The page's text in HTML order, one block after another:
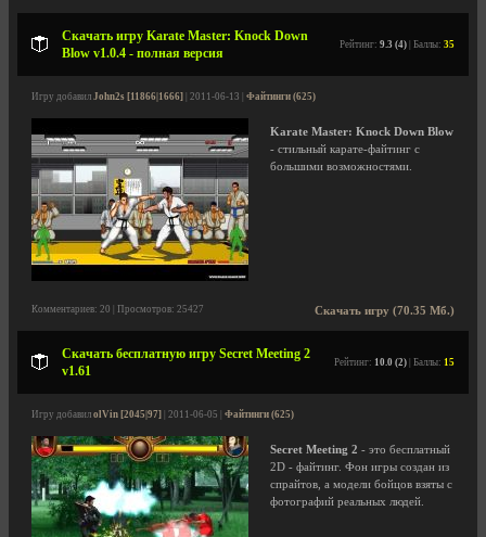
Скачать игру Karate Master: Knock Down
Blow v1.0.4 - полная версия
Рейтинг: 9.3 (4) | Баллы: 35
Игру добавил John2s [11866|1666] | 2011-06-13 | Файтинги (625)
Karate Master: Knock Down Blow
- стильный карате-файтинг с
большими возможностями.
Скачать игру (70.35 Мб.)
Комментариев: 20 | Просмотров: 25427
Скачать бесплатную игру Secret Meeting 2
v1.61
Рейтинг: 10.0 (2) | Баллы: 15
Игру добавил olVin [2045|97] | 2011-06-05 | Файтинги (625)
Secret Meeting 2 - это бесплатный
2D - файтинг. Фон игры создан из
спрайтов, а модели бойцов взяты с
фотографий реальных людей.